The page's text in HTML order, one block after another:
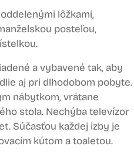
lôžkami,
posteľou,
a vybavené tak, aby
aj pri dlhodobom pobyte.
nábytkom, vrátane
stola. Nechýba televízor
Súčasťou každej izby je
kútom a toaletou.